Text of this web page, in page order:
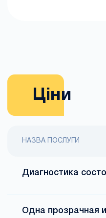
Ціни
НАЗВА ПОСЛУГИ
Диагностика
Одна прозрачная